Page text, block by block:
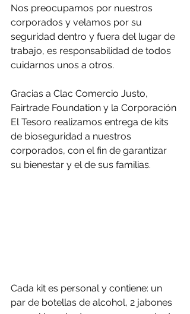
Nos preocupamos por nuestros
corporados y velamos por su
seguridad dentro y fuera del lugar de
trabajo, es responsabilidad de todos
cuidarnos unos a otros.
Gracias a Clac Comercio Justo,
Fairtrade Foundation y la Corporación
El Tesoro realizamos entrega de kits
de bioseguridad a nuestros
corporados, con el fin de garantizar
su bienestar y el de sus familias.
Cada kit es personal y contiene: un
par de botellas de alcohol, 2 jabones